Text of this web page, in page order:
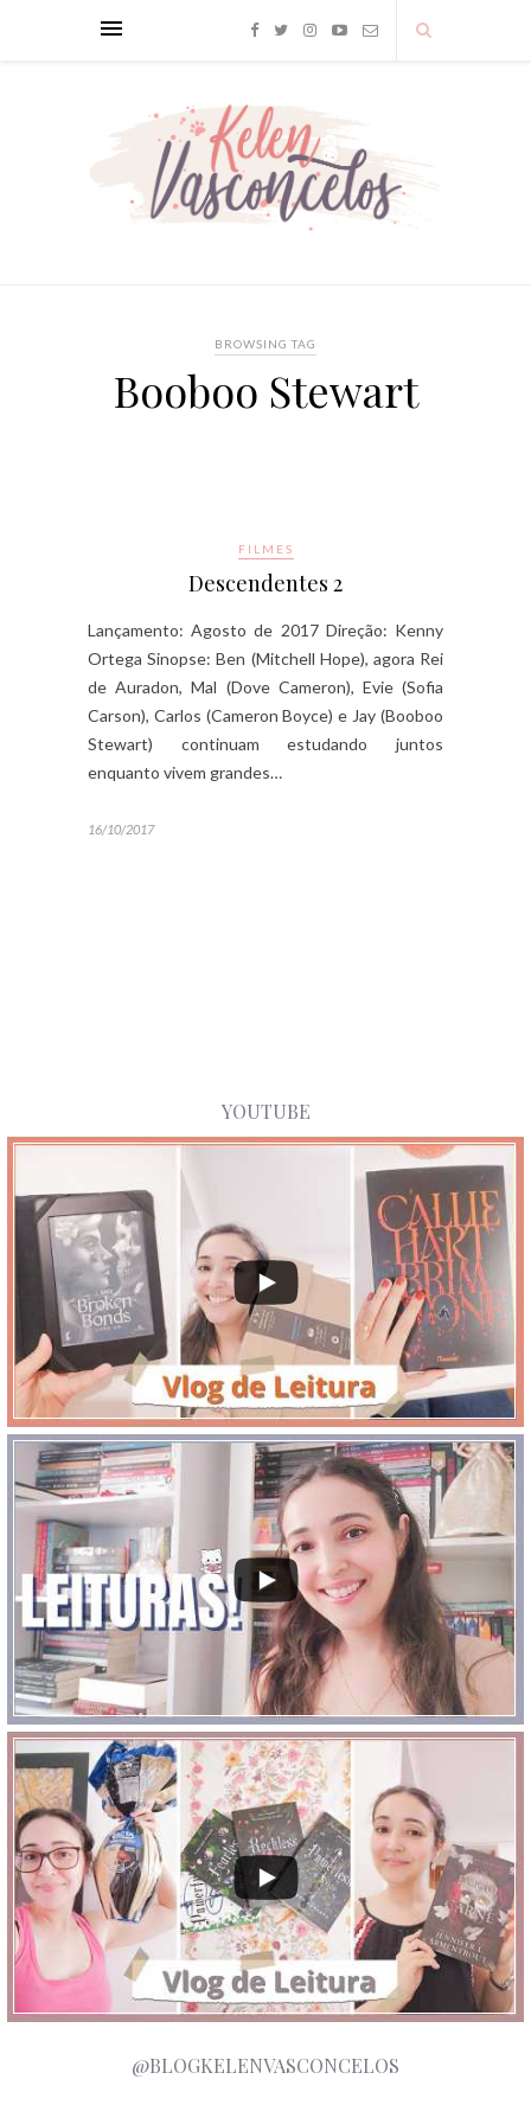
BROWSING TAG
Booboo Stewart
FILMES
Descendentes 2
Lançamento: Agosto de 2017 Direção: Kenny
Ortega Sinopse: Ben (Mitchell Hope), agora Rei
de Auradon, Mal (Dove Cameron), Evie (Sofia
Carson), Carlos (Cameron Boyce) e Jay (Booboo
Stewart) continuam estudando juntos
enquanto vivem grandes…
16/10/2017
YOUTUBE
@BLOGKELENVASCONCELOS